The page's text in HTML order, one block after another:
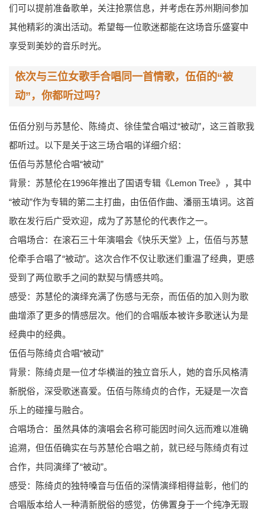
们可以提前准备歌单，关注抢票信息，并考虑在苏州期间参加
其他精彩的演出活动。希望每一位歌迷都能在这场音乐盛宴中
享受到美妙的音乐时光。
依次与三位女歌手合唱同一首情歌，伍佰的“被
动”，你都听过吗？
伍佰分别与苏慧伦、陈绮贞、徐佳莹合唱过“被动”，这三首歌我
都听过。以下是关于这三场合唱的详细介绍：
伍佰与苏慧伦合唱“被动”
背景：苏慧伦在1996年推出了国语专辑《Lemon Tree》，其中
“被动”作为专辑的第二主打曲，由伍佰作曲、潘丽玉填词。这首
歌在发行后广受欢迎，成为了苏慧伦的代表作之一。
合唱场合：在滚石三十年演唱会《快乐天堂》上，伍佰与苏慧
伦牵手合唱了“被动”。这次合作不仅让歌迷们重温了经典，更感
受到了两位歌手之间的默契与情感共鸣。
感受：苏慧伦的演绎充满了伤感与无奈，而伍佰的加入则为歌
曲增添了更多的情感层次。他们的合唱版本被许多歌迷认为是
经典中的经典。
伍佰与陈绮贞合唱“被动”
背景：陈绮贞是一位才华横溢的独立音乐人，她的音乐风格清
新脱俗，深受歌迷喜爱。伍佰与陈绮贞的合作，无疑是一次音
乐上的碰撞与融合。
合唱场合：虽然具体的演唱会名称可能因时间久远而难以准确
追溯，但伍佰确实在与苏慧伦合唱之前，就已经与陈绮贞有过
合作，共同演绎了“被动”。
感受：陈绮贞的独特嗓音与伍佰的深情演绎相得益彰，他们的
合唱版本给人一种清新脱俗的感觉，仿佛置身于一个纯净无瑕